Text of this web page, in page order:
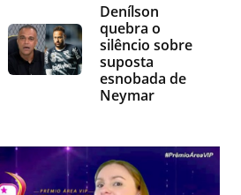
Denílson
quebra o
silêncio sobre
suposta
esnobada de
Neymar